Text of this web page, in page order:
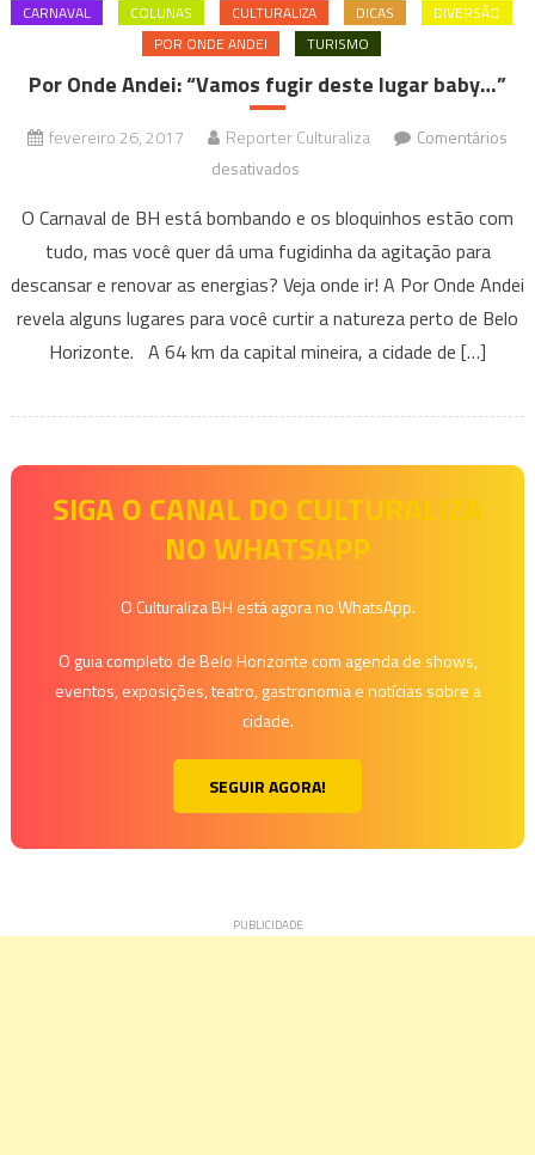
CARNAVAL COLUNAS CULTURALIZA DICAS
DIVERSÃO
POR ONDE ANDEI
TURISMO
Por Onde Andei: “Vamos fugir deste lugar baby…”
fevereiro 26, 2017 Reporter Culturaliza
Comentários
desativados
Onde
Andei:
“Vamos
fugir
deste
O Carnaval de BH está bombando e os bloquinhos estão com
tudo, mas você quer dá uma fugidinha da agitação para
descansar e renovar as energias? Veja onde ir! A Por Onde Andei
revela alguns lugares para você curtir a natureza perto de Belo
Horizonte. A 64 km da capital mineira, a cidade de […]
SIGA O CANAL DO CULTURALIZA
NO WHATSAPP
O Culturaliza BH está agora no WhatsApp.
O guia completo de Belo Horizonte com agenda de shows,
eventos, exposições, teatro, gastronomia e notícias sobre a
cidade.
SEGUIR AGORA!